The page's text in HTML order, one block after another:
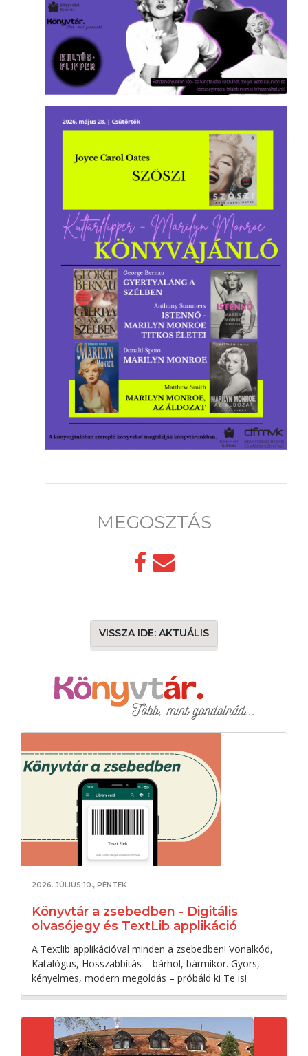
MEGOSZTÁS
VISSZA IDE: AKTUÁLIS
2026. JÚLIUS 10., PÉNTEK
Könyvtár a zsebedben - Digitális
olvasójegy és TextLib applikáció
A Textlib applikációval minden a zsebedben! Vonalkód,
Katalógus, Hosszabbítás – bárhol, bármikor. Gyors,
kényelmes, modern megoldás – próbáld ki Te is!